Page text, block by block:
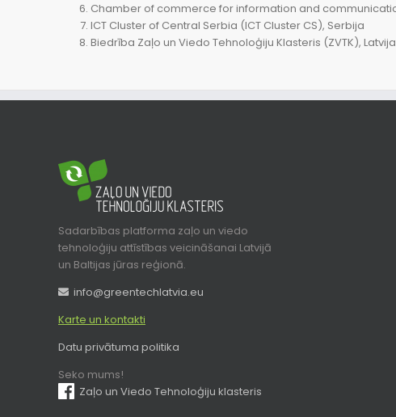
Chamber of commerce for information and
ICT Cluster of Central Serbia (ICT Cluster CS), Serbija
Biedrība Zaļo un Viedo Tehnoloģiju Klasteris (ZVTK), Latvija
Sadarbības platforma zaļo un viedo
tehnoloģiju attīstības veicināšanai Latvijā
un Baltijas jūras reģionā.
info@greentechlatvia.eu
Karte un kontakti
Datu privātuma politika
Seko mums!
Zaļo un Viedo Tehnoloģiju klasteris